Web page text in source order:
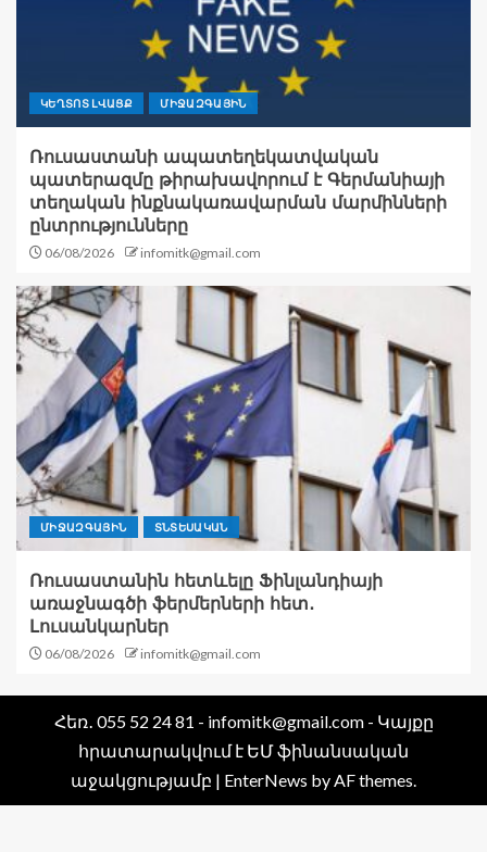
ԿԵՂՏՈՏ ԼՎԱՑՔ ՄԻՋԱԶԳԱՅԻՆ
Ռուսաստանի ապատեղեկատվական
պատերազմը թիրախավորում է Գերմանիայի
տեղական ինքնակառավարման մարմինների
ընտրությունները
06/08/2026 infomitk@gmail.com
ՄԻՋԱԶԳԱՅԻՆ ՏՆՏԵՍԱԿԱՆ
Ռուսաստանին հետևելը Ֆինլանդիայի
առաջնագծի ֆերմերների հետ․
Լուսանկարներ
06/08/2026 infomitk@gmail.com
Հեռ․ 055 52 24 81 - infomitk@gmail.com - Կայքը
հրատարակվում է ԵՄ ֆինանսական
աջակցությամբ | EnterNews by AF themes.